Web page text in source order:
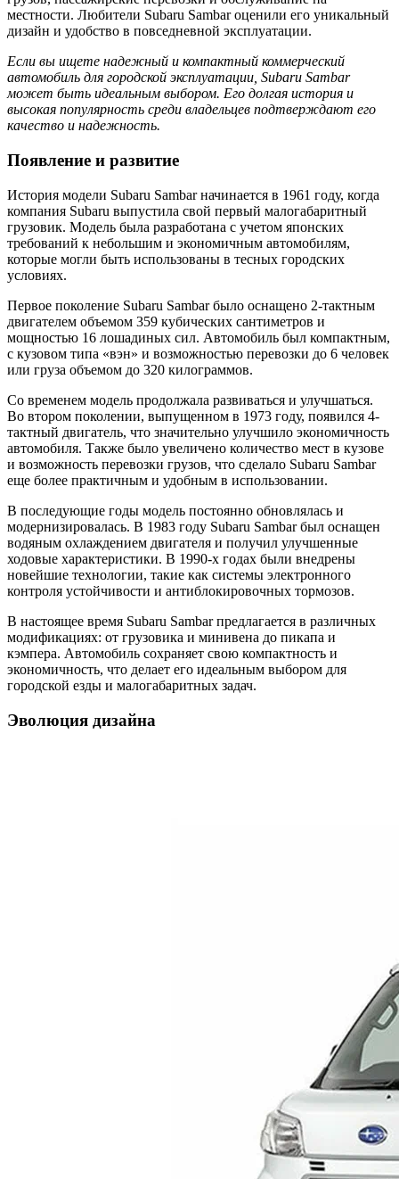
местности. Любители Subaru Sambar оценили его уникальный
дизайн и удобство в повседневной эксплуатации.
Если вы ищете надежный и компактный коммерческий
автомобиль для городской эксплуатации, Subaru Sambar
может быть идеальным выбором. Его долгая история и
высокая популярность среди владельцев подтверждают его
качество и надежность.
Появление и развитие
История модели Subaru Sambar начинается в 1961 году, когда
компания Subaru выпустила свой первый малогабаритный
грузовик. Модель была разработана с учетом японских
требований к небольшим и экономичным автомобилям,
которые могли быть использованы в тесных городских
условиях.
Первое поколение Subaru Sambar было оснащено 2-тактным
двигателем объемом 359 кубических сантиметров и
мощностью 16 лошадиных сил. Автомобиль был компактным,
с кузовом типа «вэн» и возможностью перевозки до 6 человек
или груза объемом до 320 килограммов.
Со временем модель продолжала развиваться и улучшаться.
Во втором поколении, выпущенном в 1973 году, появился 4-
тактный двигатель, что значительно улучшило экономичность
автомобиля. Также было увеличено количество мест в кузове
и возможность перевозки грузов, что сделало Subaru Sambar
еще более практичным и удобным в использовании.
В последующие годы модель постоянно обновлялась и
модернизировалась. В 1983 году Subaru Sambar был оснащен
водяным охлаждением двигателя и получил улучшенные
ходовые характеристики. В 1990-х годах были внедрены
новейшие технологии, такие как системы электронного
контроля устойчивости и антиблокировочных тормозов.
В настоящее время Subaru Sambar предлагается в различных
модификациях: от грузовика и минивена до пикапа и
кэмпера. Автомобиль сохраняет свою компактность и
экономичность, что делает его идеальным выбором для
городской езды и малогабаритных задач.
Эволюция дизайна